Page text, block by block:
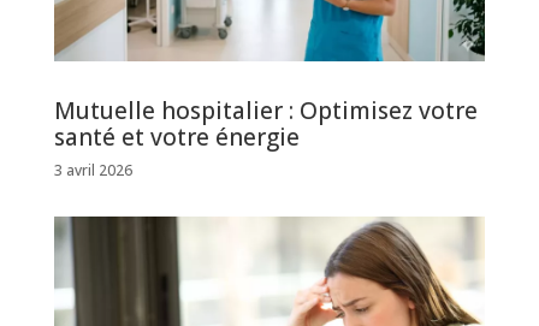
Mutuelle hospitalier : Optimisez votre
santé et votre énergie
3 avril 2026